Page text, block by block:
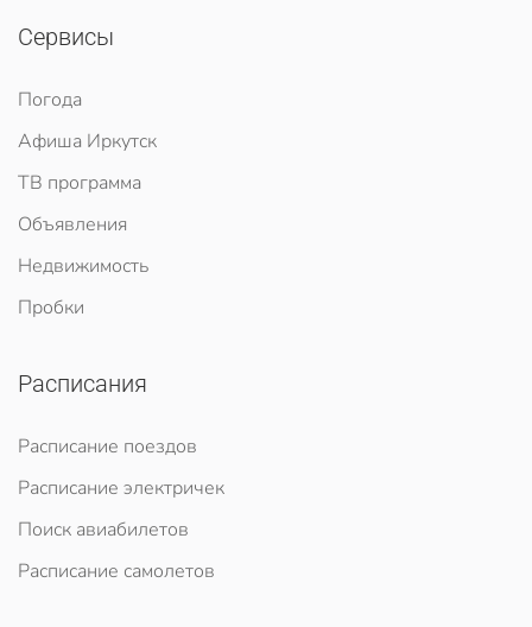
Сервисы
Погода
Афиша Иркутск
ТВ программа
Объявления
Недвижимость
Пробки
Расписания
Расписание поездов
Расписание электричек
Поиск авиабилетов
Расписание самолетов